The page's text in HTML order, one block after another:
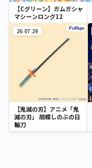
【Cグリーン】ガムガシャ
マシーンロング12
26.07.29
【鬼滅の刃】アニメ「鬼
滅の刃」 胡蝶しのぶの日
輪刀